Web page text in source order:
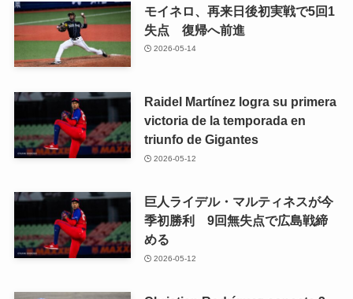
モイネロ、再来日後初実戦で5回1
失点 復帰へ前進
2026-05-14
Raidel Martínez logra su primera
victoria de la temporada en
triunfo de Gigantes
2026-05-12
巨人ライデル・マルティネスが今
季初勝利 9回無失点で広島戦締
める
2026-05-12